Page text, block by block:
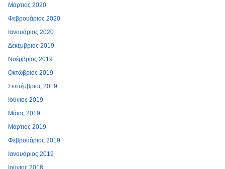
Μάρτιος 2020
Φεβρουάριος 2020
Ιανουάριος 2020
Δεκέμβριος 2019
Νοέμβριος 2019
Οκτώβριος 2019
Σεπτέμβριος 2019
Ιούνιος 2019
Μάιος 2019
Μάρτιος 2019
Φεβρουάριος 2019
Ιανουάριος 2019
Ιούνιος 2018